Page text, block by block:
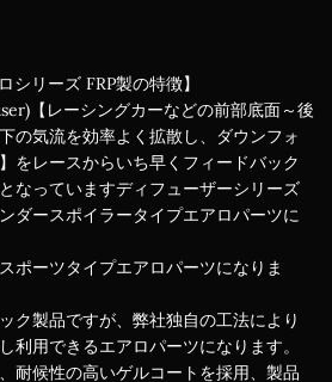
シリーズ FRP製の特徴】
【レーシングカーなどの前部底面～後
の気流を効率よく拡散し、ダウンフォ
をレースからいち早くフィードバック
なっていますディフューザーシリーズ
ダースポイラータイプエアロパーツに
ポーツタイプエアロパーツになりま
ク製品ですが、弊社独自の工法により
利用できるエアロパーツになります。
耐候性の高いゲルコートを採用、製品